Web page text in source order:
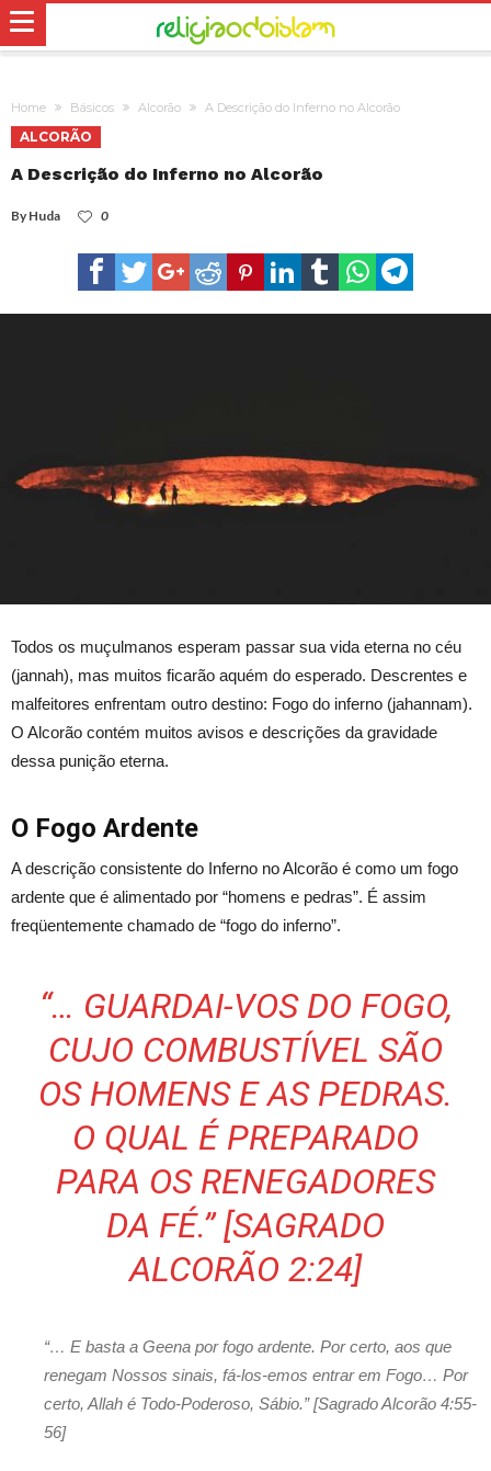
Home Básicos Alcorão A Descrição do Inferno no Alcorão
ALCORÃO
A Descrição do Inferno no Alcorão
By Huda 0
Todos os muçulmanos esperam passar sua vida eterna no céu
(jannah), mas muitos ficarão aquém do esperado. Descrentes e
malfeitores enfrentam outro destino: Fogo do inferno (jahannam).
O Alcorão contém muitos avisos e descrições da gravidade
dessa punição eterna.
O Fogo Ardente
A descrição consistente do Inferno no Alcorão é como um fogo
ardente que é alimentado por “homens e pedras”. É assim
freqüentemente chamado de “fogo do inferno”.
“… GUARDAI-VOS DO FOGO,
CUJO COMBUSTÍVEL SÃO
OS HOMENS E AS PEDRAS.
O QUAL É PREPARADO
PARA OS RENEGADORES
DA FÉ.” [SAGRADO
ALCORÃO 2:24]
“… E basta a Geena por fogo ardente. Por certo, aos que
renegam Nossos sinais, fá-los-emos entrar em Fogo… Por
certo, Allah é Todo-Poderoso, Sábio.” [Sagrado Alcorão 4:55-
56]